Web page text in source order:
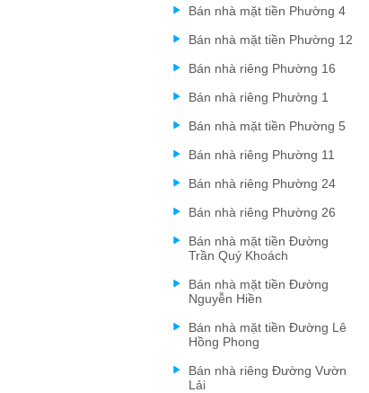
Bán nhà mặt tiền Phường 4
Bán nhà mặt tiền Phường 12
Bán nhà riêng Phường 16
Bán nhà riêng Phường 1
Bán nhà mặt tiền Phường 5
Bán nhà riêng Phường 11
Bán nhà riêng Phường 24
Bán nhà riêng Phường 26
Bán nhà mặt tiền Đường
Trần Quý Khoách
Bán nhà mặt tiền Đường
Nguyễn Hiền
Bán nhà mặt tiền Đường Lê
Hồng Phong
Bán nhà riêng Đường Vườn
Lải